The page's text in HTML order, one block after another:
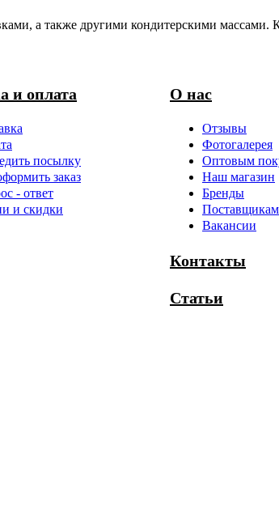
а также другими кондитерскими
и оплата
посылку
заказ
- ответ
и скидки
О нас
Отзывы
Фотогалерея
Оптовым
Наш магазин
Бренды
Поставщикам
Вакансии
Контакты
Статьи